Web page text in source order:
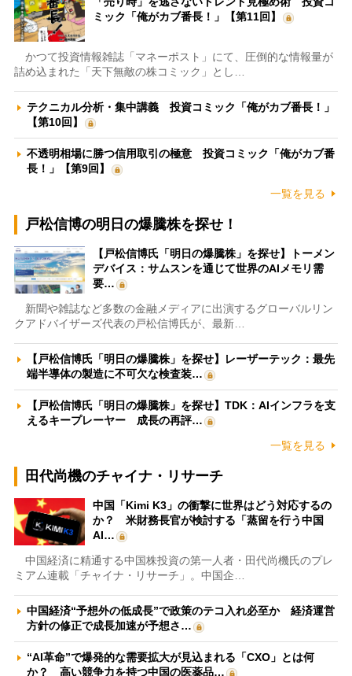
ミック「俺がカブ番長！」【第11回】
かつて投資情報雑誌「マネーポスト」にて、圧倒的な情報量が
詰め込まれた「天下無敵の株コミック」とし…
テクニカル分析・集中講義 投資コミック「俺がカブ番長！」
【第10回】
不透明相場に勝つ信用取引の極意 投資コミック「俺がカブ番
長！」【第9回】
一覧を見る
戸松信博の明日の爆騰株を探せ！
【戸松信博氏「明日の爆騰株」を探せ】トーメン
デバイス：サムスンを通じて世界のAIメモリ需
要…
新聞や雑誌など多数の金融メディアに出演するグローバルリン
クアドバイザーズ代表の戸松信博氏が、最新…
【戸松信博氏「明日の爆騰株」を探せ】レーザーテック：最先
端半導体の製造に不可欠な検査装…
【戸松信博氏「明日の爆騰株」を探せ】TDK：AIインフラを支
えるキープレーヤー 成長の再評…
一覧を見る
田代尚機のチャイナ・リサーチ
中国「Kimi K3」の衝撃に世界はどう対応するの
か？ 米財務長官が検討する「蒸留を行う中国
AI…
中国経済に精通する中国株投資の第一人者・田代尚機氏のプレ
ミアム連載「チャイナ・リサーチ」。中国企…
中国経済“予想外の低成長”で政策のテコ入れ必至か 経済運営
方針の修正で成長加速が予想さ…
“AI革命”で爆発的な需要拡大が見込まれる「CXO」とは何
か？ 高い競争力を持つ中国の医薬品…